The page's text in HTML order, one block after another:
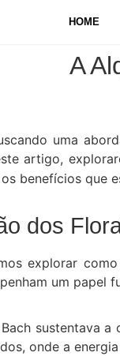
HOME
A
uma
artigo,
benefícios que
dos
explorar
um papel
sustentava
onde a